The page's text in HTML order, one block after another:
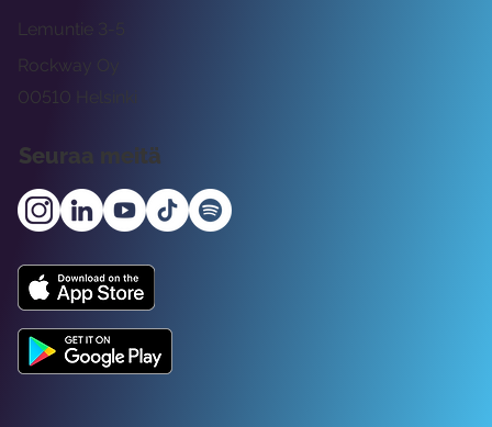
Rockway Oy
Lemuntie 3-5
00510 Helsinki
Seuraa meitä